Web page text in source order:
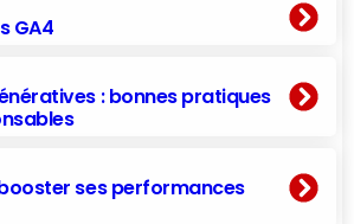
GA4
: bonnes pratiques
ses performances